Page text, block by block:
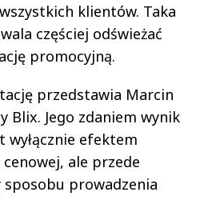
klientów. Taka
częściej odświeżać
promocyjną.
przedstawia Marcin
Blix. Jego zdaniem wynik
wyłącznie efektem
ale przede
prowadzenia